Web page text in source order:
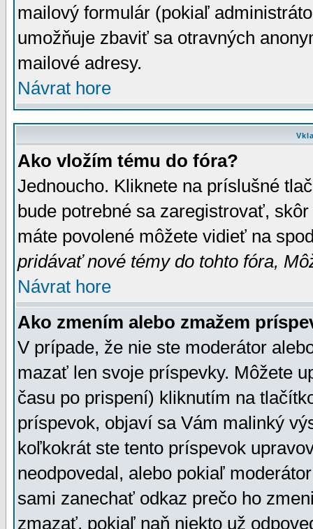
mailový formulár (pokiaľ
umožňuje zbaviť sa otravných
mailové adresy.
Návrat hore
Ako vložím tému do fóra?
Jednoucho. Kliknete na príslušné
bude potrebné sa zaregistrovať,
máte povolené môžete vidieť na
pridávať nové témy do tohto fóra,
Návrat hore
Ako zmením alebo zmažem
V prípade, že nie ste moderátor
mazať len svoje príspevky. Môžete
času po prispení) kliknutím na
príspevok, objaví sa Vám malinký
koľkokrát ste tento príspevok
neodpovedal, alebo pokiaľ
sami zanechať odkaz prečo ho
zmazať, pokiaľ naň niekto už